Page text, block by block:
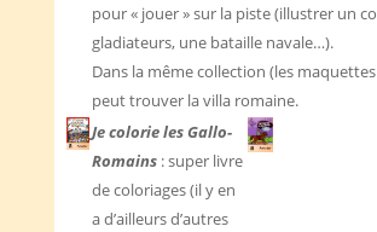
pour « jouer » sur la piste (illustrer un
gladiateurs, une bataille navale…).
Dans la même collection (les
peut trouver la villa romaine.
Je colorie les Gallo-
Romains: super livre
de coloriages (il y en
a d’ailleurs d’autres